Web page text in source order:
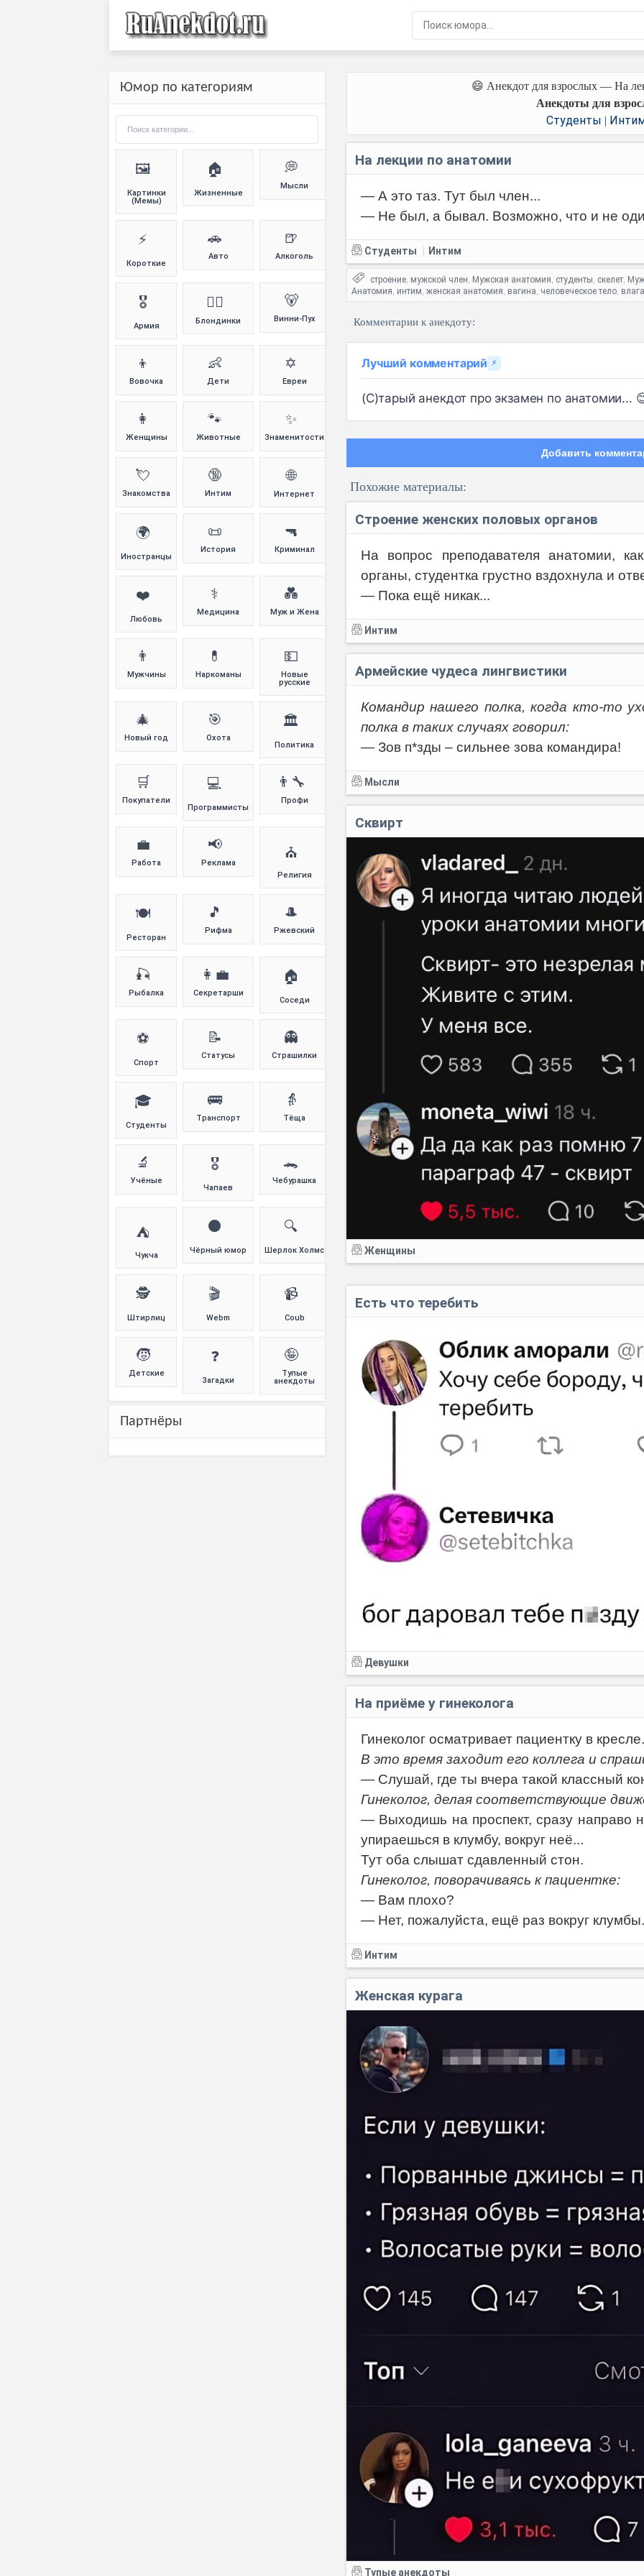
😄 Анекдот для взрослых — На
Анекдоты для
Студенты |
На лекции по анатомии
— А это таз. Тут был член...
— Не был, а бывал. Возможно, что и не
Студенты Интим
строение, мужской член, Мужская анатомия, студенты, скелет,
Анатомия, интим, женская анатомия, вагина, человеческое тело,
Комментарии к анекдоту:
Лучший комментарий ⚡
(С)тарый анекдот про экзамен по анатомии...
Добавить
Похожие материалы:
Строение женских половых органов
На вопрос преподавателя анатомии,
органы, студентка грустно вздохнула и
— Пока ещё никак...
Интим
Армейские чудеса лингвистики
Командир нашего полка, когда кто-то
полка в таких случаях говорил:
— Зов п*зды – сильнее зова командира!
Мысли
Сквирт
Женщины
Есть что теребить
Девушки
На приёме у гинеколога
Гинеколог осматривает пациентку в кресле.
В это время заходит его коллега и
— Слушай, где ты вчера такой классный
Гинеколог, делая соответствующие
— Выходишь на проспект, сразу направо
упираешься в клумбу, вокруг неё...
Тут оба слышат сдавленный стон.
Гинеколог, поворачиваясь к пациентке:
— Вам плохо?
— Нет, пожалуйста, ещё раз вокруг клумбы.
Интим
Женская курага
Тупые анекдоты
Юмор по категориям
🖼️
Картинки
(Мемы)
🏠
Жизненные
💭
Мысли
⚡
Короткие
🚗
Авто
🍺
Алкоголь
🎖️
Армия
👱‍♀️
Блондинки
🐻
Винни-Пух
👦
Вовочка
👶
Дети
✡️
Евреи
👩
Женщины
🐾
Животные
✨
Знаменитости
💘
Знакомства
🔞
Интим
🌐
Интернет
🌍
Иностранцы
📜
История
🔫
Криминал
❤️
Любовь
⚕️
Медицина
💑
Муж и Жена
👨
Мужчины
💊
Наркоманы
💵
Новые
русские
🎄
Новый год
🎯
Охота
🏛️
Политика
🛒
Покупатели
💻
Программисты
👨‍🔧
Профи
💼
Работа
📢
Реклама
⛪
Религия
🍽️
Ресторан
🎵
Рифма
🎩
Ржевский
🎣
Рыбалка
👩‍💼
Секретарши
🏠
Соседи
⚽
Спорт
📝
Статусы
👻
Страшилки
🎓
Студенты
🚌
Транспорт
👵
Тёща
🔬
Учёные
🎖️
Чапаев
🐊
Чебурашка
⛺
Чукча
⚫
Чёрный юмор
🔍
Шерлок Холмс
🕵️
Штирлиц
🎬
Webm
📹
Coub
🧒
Детские
❓
Загадки
🤪
Тупые
анекдоты
Партнёры